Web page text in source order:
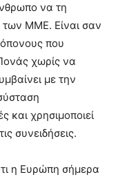
να τη
των ΜΜΕ. Είναι σαν
που
χωρίς να
με την
και χρησιμοποιεί
συνειδήσεις.
η Ευρώπη σήμερα